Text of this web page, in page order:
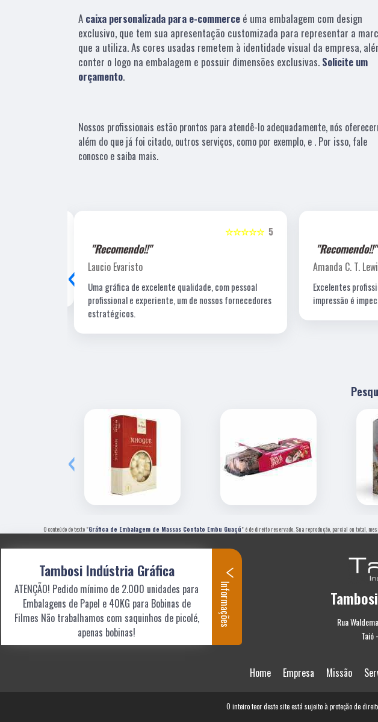
A caixa personalizada para e-commerce é uma embalagem com design
exclusivo, que tem sua apresentação customizada para representar a
que a utiliza. As cores usadas remetem à identidade visual da empresa,
conter o logo na embalagem e possuir dimensões exclusivas. Solicite um
orçamento.
Nossos profissionais estão prontos para atendê-lo adequadamente, nós
além do que já foi citado, outros serviços, como por exemplo, e . Por isso, fale
conosco e saiba mais.
5
☆☆☆☆☆
"Recomendo!!"
Laucio Evaristo
Uma gráfica de excelente qualidade, com pessoal
profissional e experiente, um de nossos fornecedores
estratégicos.
"Recomendo!!"
Amanda C. T.
Excelentes
impressão é
‹
‹
O conteúdo do texto "Gráfica de Embalagem de Massas Contato Embu Guaçú" é de direito reservado. Sua reprodução, parcial ou total,
Rua
Taió
Home Empresa Missão
O inteiro teor deste site está sujeito à proteção de
Tambosi Indústria Gráfica
ATENÇÃO! Pedido mínimo de 2.000 unidades para
Embalagens de Papel e 40KG para Bobinas de
Filmes Não trabalhamos com saquinhos de picolé,
apenas bobinas!
Informações